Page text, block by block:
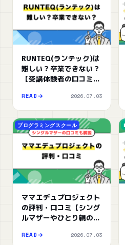
RUNTEQ(ランテック)は
難しい？卒業できない？
【受講体験者の口コミも
READ 2026.07.03
プログラミングスクール
ママエデュプロジェクト
の評判・口コミ【シング
ルマザーやひとり親の口
READ 2026.07.03